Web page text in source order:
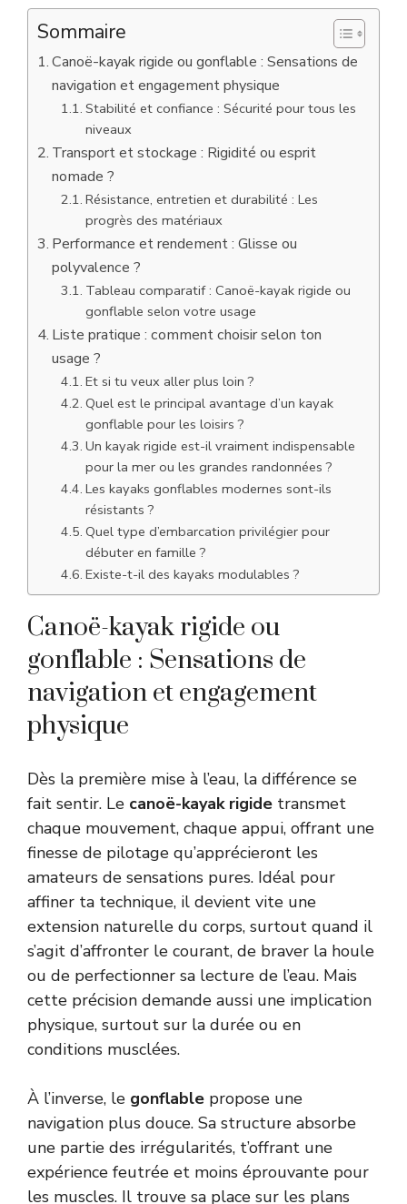
Sommaire
Canoë-kayak rigide ou gonflable : Sensations de
navigation et engagement physique
Stabilité et confiance : Sécurité pour tous les
niveaux
Transport et stockage : Rigidité ou esprit
nomade ?
Résistance, entretien et durabilité : Les
progrès des matériaux
Performance et rendement : Glisse ou
polyvalence ?
Tableau comparatif : Canoë-kayak rigide ou
gonflable selon votre usage
Liste pratique : comment choisir selon ton
usage ?
Et si tu veux aller plus loin ?
Quel est le principal avantage d’un kayak
gonflable pour les loisirs ?
Un kayak rigide est-il vraiment indispensable
pour la mer ou les grandes randonnées ?
Les kayaks gonflables modernes sont-ils
résistants ?
Quel type d’embarcation privilégier pour
débuter en famille ?
Existe-t-il des kayaks modulables ?
Canoë-kayak rigide ou
gonflable : Sensations de
navigation et engagement
physique
Dès la première mise à l’eau, la différence se
fait sentir. Le canoë-kayak rigide transmet
chaque mouvement, chaque appui, offrant une
finesse de pilotage qu’apprécieront les
amateurs de sensations pures. Idéal pour
affiner ta technique, il devient vite une
extension naturelle du corps, surtout quand il
s’agit d’affronter le courant, de braver la houle
ou de perfectionner sa lecture de l’eau. Mais
cette précision demande aussi une implication
physique, surtout sur la durée ou en
conditions musclées.
À l’inverse, le gonflable propose une
navigation plus douce. Sa structure absorbe
une partie des irrégularités, t’offrant une
expérience feutrée et moins éprouvante pour
les muscles. Il trouve sa place sur les plans